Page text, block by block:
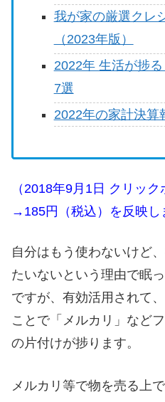
我が家の厳選クレ
（2023年版）
2022年 生活が捗
7選
2022年の家計決算
（2018年9月1日 クリッ
→185円（税込）を反映し
自分はもう使わないけど
たいないという理由で眠
ですが、有効活用されて
ことで「メルカリ」など
の片付けが捗ります。
メルカリ等で物を売る上で